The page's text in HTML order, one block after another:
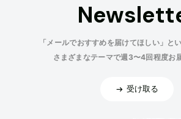
「メールでおすすめを届けてほしい」と
さまざまなテーマで週3〜4回程度お
受け取る